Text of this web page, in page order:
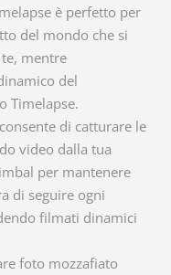
è perfetto per
del mondo che si
mentre
del
Timelapse.
di catturare le
video dalla tua
per mantenere
di seguire ogni
filmati dinamici
foto mozzafiato